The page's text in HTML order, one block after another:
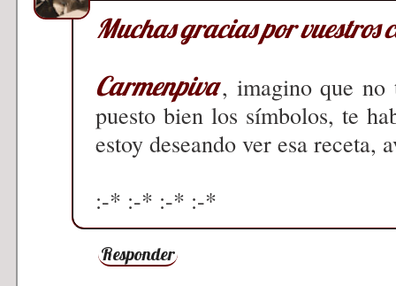
Muchas gracias por vuestros
Carmenpiva, imagino que no
puesto bien los símbolos, te
estoy deseando ver esa receta,
:-* :-* :-* :-*
Responder